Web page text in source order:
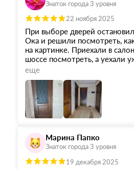
Знаток города 3 уровня
22 ноября 2025
При выборе дверей
Ока и решили посмотреть,
на картинке. Приехали в
шоссе посмотреть, а уехали
заказом. Огромная
Андрею за внимание,
помощь в выборе и
договора. От момента заказа
прошла неделя. Двери
аккуратно. Очень благодарны
Журабеку за отличную
миллиметра. Теперь у нас
качественные двери
еще
Марина Папко
Знаток города 3 уровня
19 декабря 2025